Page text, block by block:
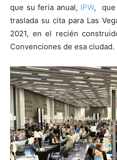
que su feria anual, IPW, que
traslada su cita para Las
2021, en el recién
Convenciones de esa ciudad.